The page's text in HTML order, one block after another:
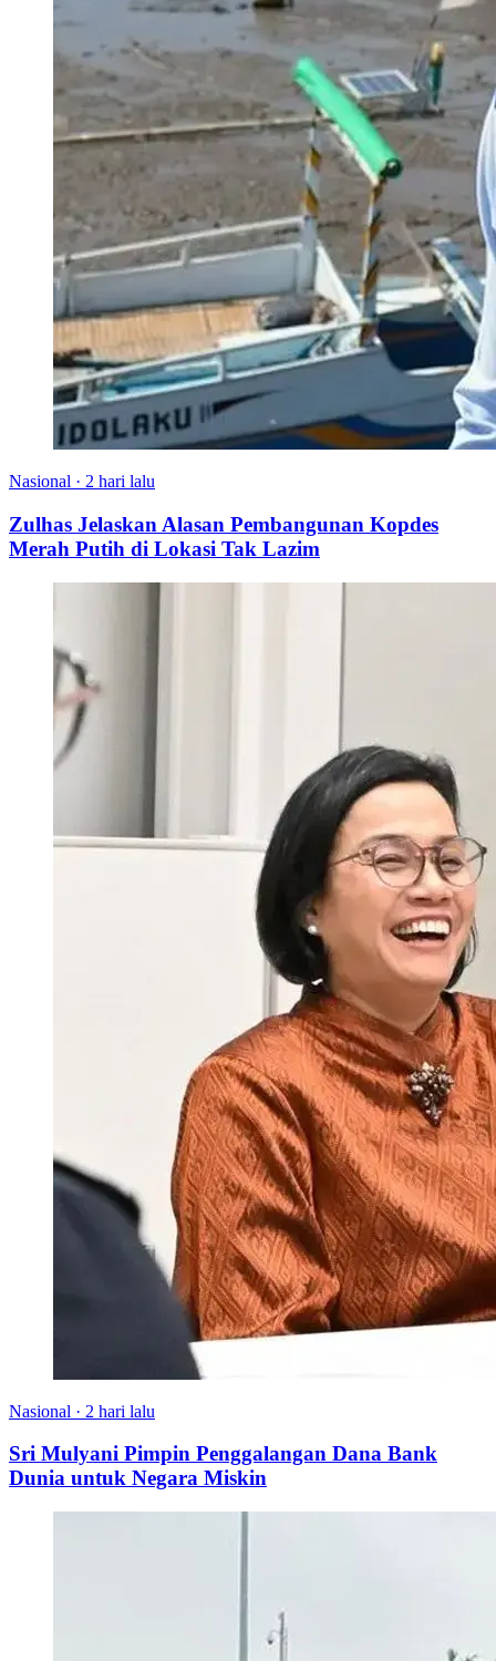
Nasional · 2 hari lalu
Zulhas Jelaskan Alasan Pembangunan Kopdes
Merah Putih di Lokasi Tak Lazim
Nasional · 2 hari lalu
Sri Mulyani Pimpin Penggalangan Dana Bank
Dunia untuk Negara Miskin